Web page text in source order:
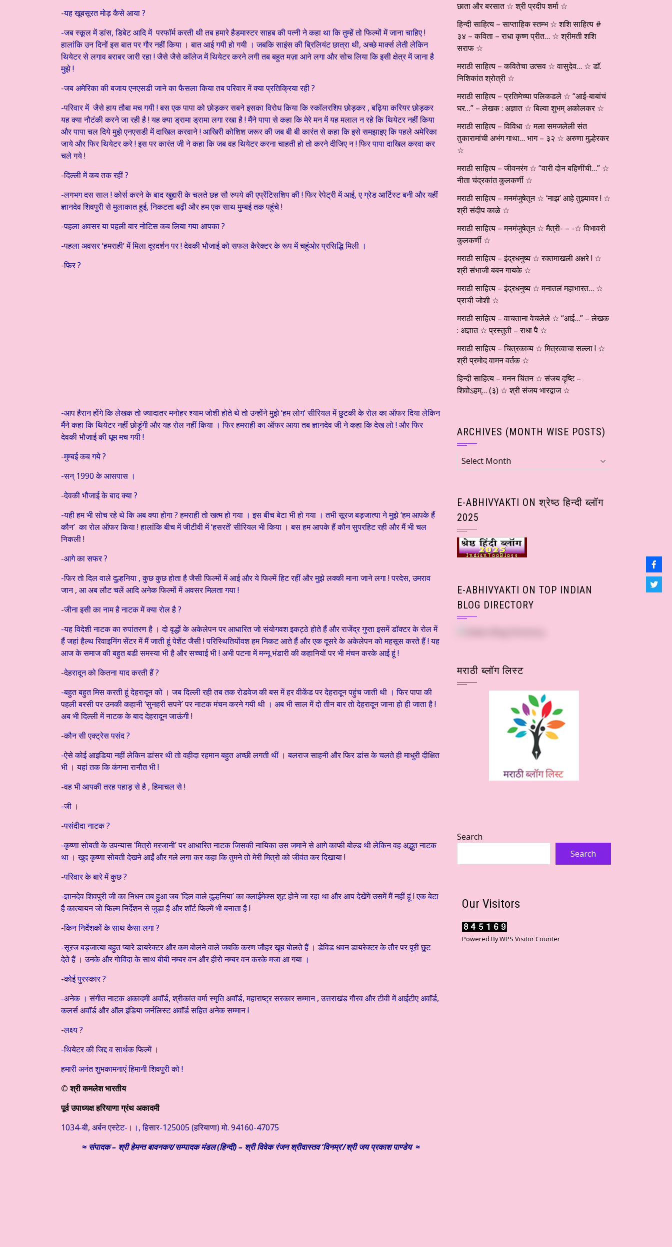
-यह खूबसूरत मोड़ कैसे आया ?
-जब स्कूल में डांस, डिबेट आदि में परफाॅर्म करती थी तब हमारे हैडमास्टर साहब की पत्नी ने कहा था कि तुम्हें तो फिल्मों में जाना चाहिए !
हालांकि उन दिनों इस बात पर गौर नहीं किया । बात आई गयी हो गयी । जबकि साइंस की ब्रिलियंट छात्रा थी, अच्छे मार्क्स लेती लेकिन
थियेटर से लगाव बराबर जारी रहा ! जैसे जैसे काॅलेज में थियेटर करने लगी तब बहुत मज़ा आने लगा और सोच लिया कि इसी क्षेत्र में जाना है
मुझे !
-जब अमेरिका की बजाय एनएसडी जाने का फैसला किया तब परिवार में क्या प्रतिक्रिया रही ?
-परिवार में जैसे हाय तौबा मच गयी ! बस एक पापा को छोड़कर सबने इसका विरोध किया कि स्कॉलरशिप छोड़कर , बढ़िया करियर छोड़कर
यह क्या नौटंकी करने जा रही है ! यह क्या ड्रामा ड्रामा लगा रखा है ! मैंने पापा से कहा कि मेरे मन में यह मलाल न रहे कि थियेटर नहीं किया
और पापा चल दिये मुझे एनएसडी में दाखिल करवाने ! आखिरी कोशिश जरूर की जब बी बी कारंत से कहा कि इसे समझाइए कि पहले अमेरिका
जाये और फिर थियेटर करे ! इस पर कारंत जी ने कहा कि जब वह थियेटर करना चाहती हो तो करने दीजिए न ! फिर पापा दाखिल करवा कर
चले गये !
-दिल्ली में कब तक रहीं ?
-लगभग दस साल ! कोर्स करने के बाद खुद्दारी के चलते छह सौ रुपये की एप्रेंटिसशिप की ! फिर रेपेट्री में आई, ए ग्रेड आर्टिस्ट बनी और यहीं
ज्ञानदेव शिवपुरी से मुलाकात हुई, निकटता बढ़ी और हम एक साथ मुम्बई तक पहुंचे !
-पहला अवसर या पहली बार नोटिस कब लिया गया आपका ?
-पहला अवसर ‘हमराही’ में मिला दूरदर्शन पर ! देवकी भौजाई को सफल कैरेक्टर के रूप में चहुंओर प्रसिद्धि मिली ।
-फिर ?
-आप हैरान होंगे कि लेखक तो ज्यादातर मनोहर श्याम जोशी होते थे तो उन्होंने मुझे ‘हम लोग’ सीरियल में छुटकी के रोल का ऑफर दिया लेकिन
मैंने कहा कि थियेटर नहीं छोड़ूंगी और यह रोल नहीं किया । फिर हमराही का ऑफर आया तब ज्ञानदेव जी ने कहा कि देख लो ! और फिर
देवकी भौजाई की धूम मच गयी !
-मुम्बई कब गये ?
-सन् 1990 के आसपास ।
-देवकी भौजाई के बाद क्या ?
-यही हम भी सोच रहे थे कि अब क्या होगा ? हमराही तो खत्म हो गया । इस बीच बेटा भी हो गया । तभी सूरज बड़जात्या ने मुझे ‘हम आपके हैं
कौन’ का रोल ऑफर किया ! हालांकि बीच में जीटीवी में ‘हसरतें’ सीरियल भी किया । बस हम आपके हैं कौन सुपरहिट रही और मैं भी चल
निकली !
-आगे का सफर ?
-फिर तो दिल वाले दुल्हनिया , कुछ कुछ होता है जैसी फिल्मों में आई और ये फिल्में हिट रहीं और मुझे लक्की माना जाने लगा ! परदेस, उमराव
जान , आ अब लौट चलें आदि अनेक फिल्मों में अवसर मिलता गया !
-जीना इसी का नाम है नाटक में क्या रोल है ?
-यह विदेशी नाटक का रुपांतरण है । दो वृद्धों के अकेलेपन पर आधारित जो संयोगवश इकट्ठे होते हैं और राजेंद्र गुप्ता इसमें डाॅक्टर के रोल में
हैं जहां हैल्थ रिवाइनिंग सेंटर में मैं जाती हूं पेशेंट जैसी ! परिस्थितियोंवश हम निकट आते हैं और एक दूसरे के अकेलेपन को महसूस करते हैं ! यह
आज के समाज की बहुत बडी समस्या भी है और सच्चाई भी ! अभी पटना में मन्नू भंडारी की कहानियों पर भी मंचन करके आई हूं !
-देहरादून को कितना याद करती हैं ?
-बहुत बहुत मिस करती हूं देहरादून को । जब दिल्ली रही तब तक रोडवेज की बस में हर वीकेंड पर देहरादून पहुंच जाती थी । फिर पापा की
पहली बरसी पर उनकी कहानी ‘सुनहरी सपने’ पर नाटक मंचन करने गयी थी । अब भी साल में दो तीन बार तो देहरादून जाना हो ही जाता है !
अब भी दिल्ली में नाटक के बाद देहरादून जाऊंगी !
-कौन सी एक्ट्रेस पसंद ?
-ऐसे कोई आइडिया नहीं लेकिन डांसर थी तो वहीदा रहमान बहुत अच्छी लगती थीं । बलराज साहनी और फिर डांस के चलते ही माधुरी दीक्षित
भी । यहां तक कि कंगना रानौत भी !
-वह भी आपकी तरह पहाड़ से है , हिमाचल से !
-जी ।
-पसंदीदा नाटक ?
-कृष्णा सोबती के उपन्यास ‘मित्रो मरजानी’ पर आधारित नाटक जिसकी नायिका उस जमाने से आगे काफी बोल्ड थी लेकिन वह अद्भुत नाटक
था । खुद कृष्णा सोबती देखने आईं और गले लगा कर कहा कि तुमने तो मेरी मित्रो को जीवंत कर दिखाया !
-परिवार के बारे में कुछ ?
-ज्ञानदेव शिवपुरी जी का निधन तब हुआ जब ‘दिल वाले दुल्हनिया’ का क्लाईमेक्स शूट होने जा रहा था और आप देखेंगे उसमें मैं नहीं हूं ! एक बेटा
है कात्यायन जो फिल्म निर्देशन से जुड़ा है और शाॅर्ट फिल्में भी बनाता है !
-किन निर्देशकों के साथ कैसा लगा ?
-सूरज बड़जात्या बहुत प्यारे डायरेक्टर और कम बोलने वाले जबकि करण जौहर खूब बोलते हैं । डेविड धवन डायरेक्टर के तौर पर पूरी छूट
देते हैं । उनके और गोविंदा के साथ बीबी नम्बर वन और हीरो नम्बर वन करके मजा आ गया ।
-कोई पुरस्कार ?
-अनेक । संगीत नाटक अकादमी अवाॅर्ड, श्रीकांत वर्मा स्मृति अवाॅर्ड, महाराष्ट्र सरकार सम्मान , उत्तराखंड गौरव और टीवी में आईटीए अवाॅर्ड,
कलर्स अवाॅर्ड और ऑल इंडिया जर्नलिस्ट अवाॅर्ड सहित अनेक सम्मान !
-लक्ष्य ?
-थियेटर की जिद्द व सार्थक फिल्में ।
हमारी अनंत शुभकामनाएं हिमानी शिवपुरी को !
© श्री कमलेश भारतीय
पूर्व उपाध्यक्ष हरियाणा ग्रंथ अकादमी
1034-बी, अर्बन एस्टेट-।।, हिसार-125005 (हरियाणा) मो. 94160-47075
≈ संपादक – श्री हेमन्त बावनकर/सम्पादक मंडल (हिन्दी) – श्री विवेक रंजन श्रीवास्तव ‘विनम्र’/श्री जय प्रकाश पाण्डेय ≈
छाता और बरसात ☆ श्री प्रदीप शर्मा ☆
हिन्दी साहित्य – साप्ताहिक स्तम्भ ☆ शशि साहित्य #
३४ – कविता – राधा कृष्ण प्रीत… ☆ श्रीमती शशि
सराफ ☆
मराठी साहित्य – कवितेचा उत्सव ☆ वासुदेव… ☆ डाॅ.
निशिकांत श्रोत्री ☆
मराठी साहित्य – प्रतिमेच्या पलिकडले ☆ “आई-बाबांचं
घर…” – लेखक : अज्ञात ☆ बिल्वा शुभम् अकोलकर ☆
मराठी साहित्य – विविधा ☆ मला समजलेली संत
तुकारामांची अभंग गाथा… भाग – ३२ ☆ अरुणा मुल्हेरकर
☆
मराठी साहित्य – जीवनरंग ☆ “वारी दोन बहिणींची…” ☆
नीता चंद्रकांत कुलकर्णी ☆
मराठी साहित्य – मनमंजुषेतून ☆ ‘नाझ’ आहे तुझ्यावर ! ☆
श्री संदीप काळे ☆
मराठी साहित्य – मनमंजुषेतून ☆ मैत्री- – -☆ विभावरी
कुलकर्णी ☆
मराठी साहित्य – इंद्रधनुष्य ☆ रक्तमाखली अक्षरे ! ☆
श्री संभाजी बबन गायके ☆
मराठी साहित्य – इंद्रधनुष्य ☆ मनातलं महाभारत… ☆
प्राची जोशी ☆
मराठी साहित्य – वाचताना वेचलेले ☆ “आई…” – लेखक
: अज्ञात ☆ प्रस्तुती – राधा पै ☆
मराठी साहित्य – चित्रकाव्य ☆ मित्रत्वाचा सल्ला ! ☆
श्री प्रमोद वामन वर्तक ☆
हिन्दी साहित्य – मनन चिंतन ☆ संजय दृष्टि –
शिवोऽहम्… (३) ☆ श्री संजय भारद्वाज ☆
ARCHIVES (MONTH WISE POSTS)
Archives
(Month
E-ABHIVYAKTI ON श्रेष्ठ हिन्दी ब्लॉग
2025
E-ABHIVYAKTI ON TOP INDIAN
BLOG DIRECTORY
मराठी ब्लॉग लिस्ट
Search
Search
Our Visitors
Powered ByWPS Visitor Counter